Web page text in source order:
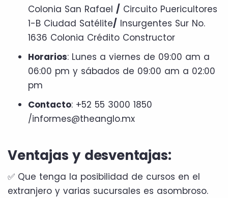
Colonia San Rafael / Circuito Puericultores
1-B Ciudad Satélite/ Insurgentes Sur No.
1636 Colonia Crédito Constructor
Horarios: Lunes a viernes de 09:00 am a
06:00 pm y sábados de 09:00 am a 02:00
pm
Contacto: +52 55 3000 1850
/informes@theanglo.mx
Ventajas y desventajas:
✅ Que tenga la posibilidad de cursos en el
extranjero y varias sucursales es asombroso.